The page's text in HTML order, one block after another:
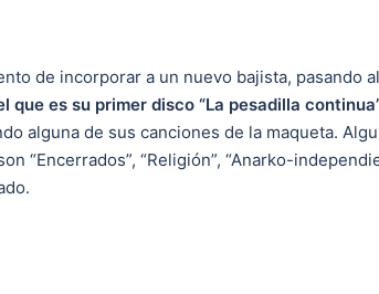
de incorporar a un nuevo bajista, pasando
que es su primer disco “La pesadilla
alguna de sus canciones de la maqueta.
“Encerrados”, “Religión”, “Anarko-